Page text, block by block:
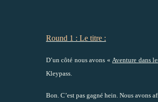
Round 1 : Le titre :
D’un côté nous avons « Aventure dans
Kleypass.
Bon. C’est pas gagné hein. Nous avons